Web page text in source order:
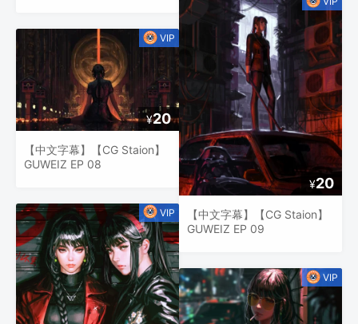
¥20
【中文字幕】【CG Staion】
GUWEIZ EP 08
¥20
【中文字幕】【CG Staion】
GUWEIZ EP 09